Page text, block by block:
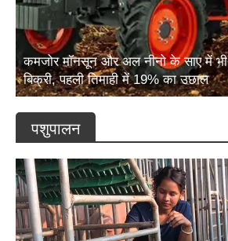
कमजोर मॉनसून और अल नीनो के साए में भी
बिक्री, पहली तिमाही में 19% का उछाल
पशुपालन